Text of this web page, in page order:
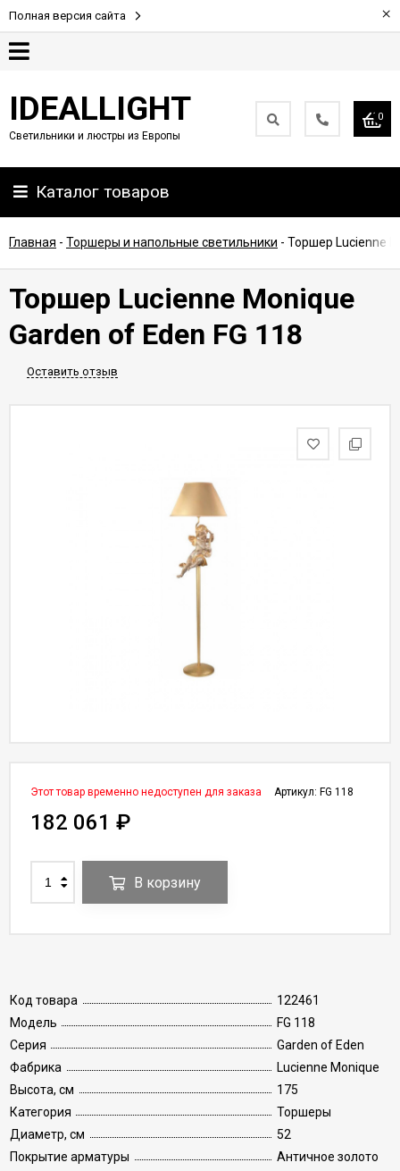
Полная версия сайта ×
Партнерам
Доставка
IDEALLIGHT
Светильники и люстры из Европы
0
Каталог товаров
Главная - Торшеры и напольные светильники - Торшер Lucienne
Торшер Lucienne Monique
Garden of Eden FG 118
Оставить отзыв
Код товара
122461
Модель
FG 118
Серия
Garden of Eden
Фабрика
Lucienne Monique
Высота, см
175
Категория
Торшеры
Диаметр, см
52
Покрытие арматуры
Античное золото
Артикул: FG 118
Этот товар временно недоступен для заказа
182 061 ₽
В корзину